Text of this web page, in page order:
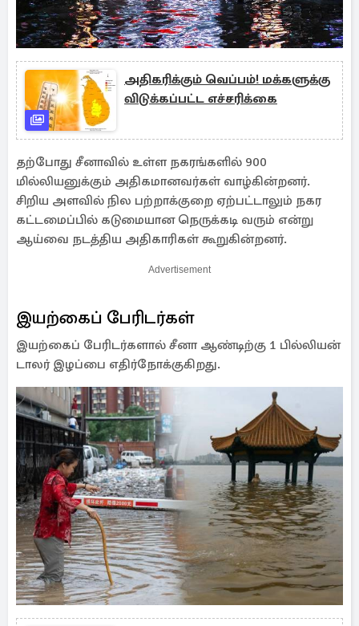
அதிகரிக்கும் வெப்பம்! மக்களுக்கு
விடுக்கப்பட்ட எச்சரிக்கை
தற்போது சீனாவில் உள்ள நகரங்களில் 900
மில்லியனுக்கும் அதிகமானவர்கள் வாழ்கின்றனர்.
சிறிய அளவில் நில பற்றாக்குறை ஏற்பட்டாலும் நகர
கட்டமைப்பில் கடுமையான நெருக்கடி வரும் என்று
ஆய்வை நடத்திய அதிகாரிகள் கூறுகின்றனர்.
Advertisement
இயற்கைப் பேரிடர்கள்
இயற்கைப் பேரிடர்களால் சீனா ஆண்டிற்கு 1 பில்லியன்
டாலர் இழப்பை எதிர்நோக்குகிறது.